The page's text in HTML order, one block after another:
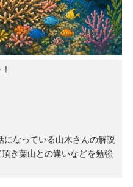
なっている山木さんの解説
き葉山との違いなどを勉強